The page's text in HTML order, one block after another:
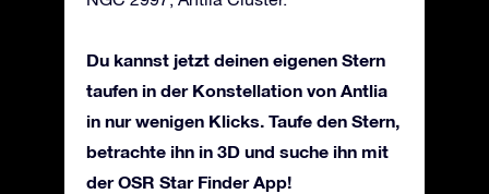
Du kannst jetzt deinen eigenen Stern
taufen in der Konstellation von Antlia
in nur wenigen Klicks. Taufe den Stern,
betrachte ihn in 3D und suche ihn mit
der OSR Star Finder App!